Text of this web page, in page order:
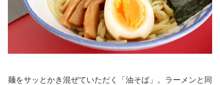
麺をサッとかき混ぜていただく「油そば」。ラーメンと同